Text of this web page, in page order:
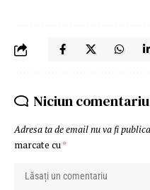
Niciun comentariu
Adresa ta de email nu va fi
marcate cu*